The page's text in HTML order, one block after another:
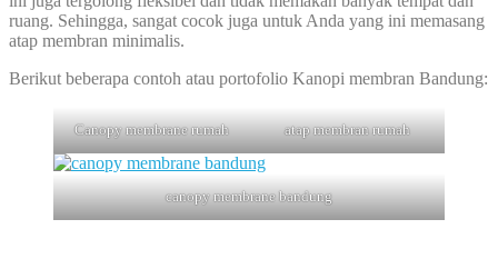
ruang. Sehingga, sangat cocok juga untuk Anda yang ini memasang
atap membran minimalis.
Berikut beberapa contoh atau portofolio Kanopi membran Bandung:
Canopy membrane rumah atap membran rumah
canopy membrane bandung